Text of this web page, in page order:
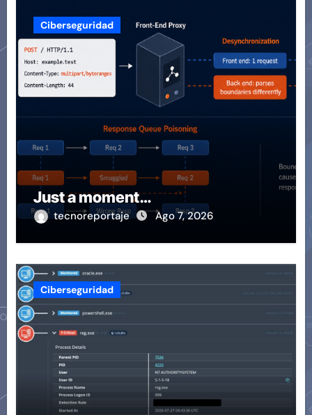
Ciberseguridad
Just a moment…
tecnoreportaje Ago 7, 2026
Ciberseguridad